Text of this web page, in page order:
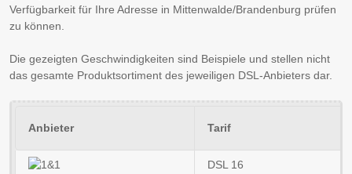
Verfügbarkeit für Ihre Adresse in Mittenwalde/Brandenburg prüfen
zu können.
Die gezeigten Geschwindigkeiten sind Beispiele und stellen nicht
das gesamte Produktsortiment des jeweiligen DSL-Anbieters dar.
Anbieter Tarif
DSL 16